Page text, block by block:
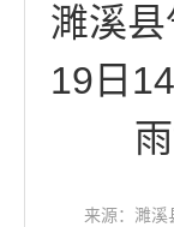
濉溪
19日
来源：濉溪